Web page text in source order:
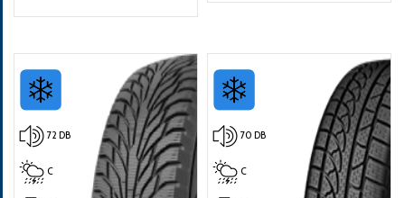
72 DB
C
70 DB
C